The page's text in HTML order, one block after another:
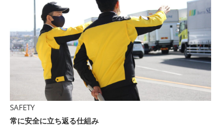
SAFETY
常に安全に立ち返る仕組み